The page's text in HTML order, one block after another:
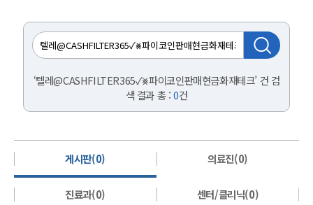
‘텔레@CASHFILTER365✓⨳파이코인판매현금화재테크’ 건 검
색 결과 총 :0건
게시판(0) 의료진(0)
진료과(0) 센터/클리닉(0)